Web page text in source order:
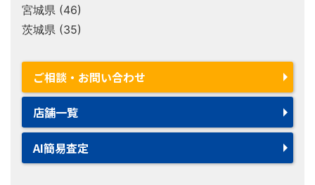
宮城県 (46)
茨城県 (35)
ご相談・お問い合わせ
店舗一覧
AI簡易査定